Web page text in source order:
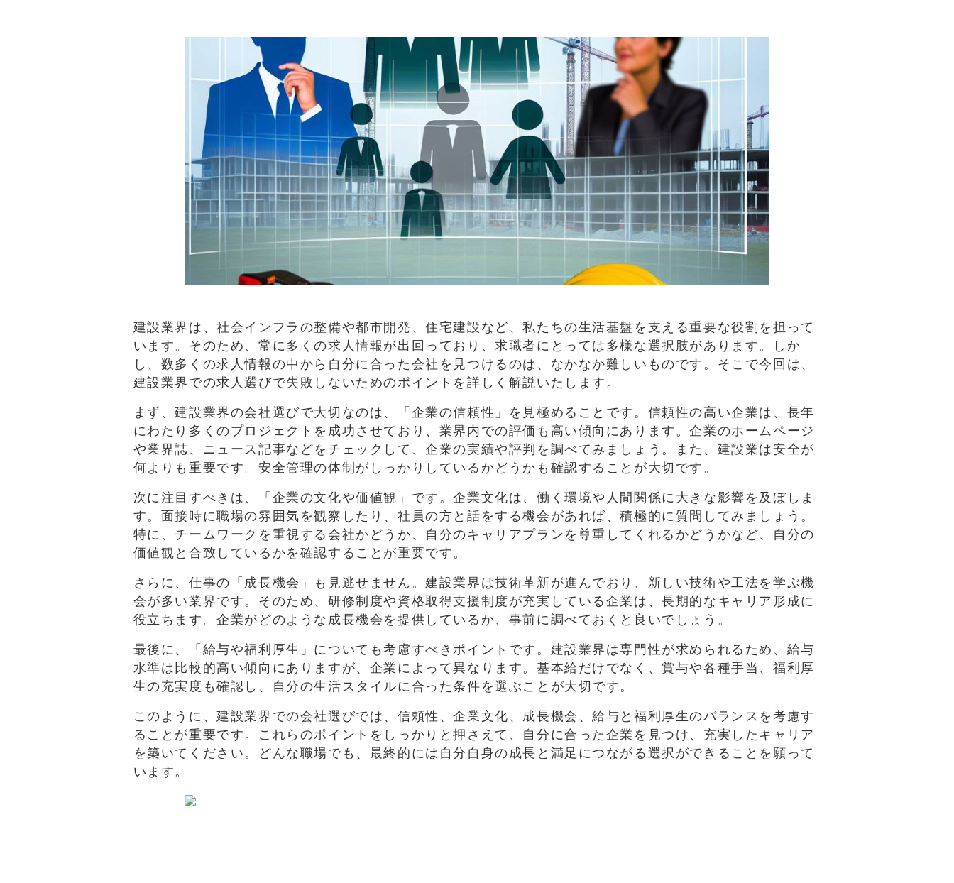
建設業界は、社会インフラの整備や都市開発、住宅建設など、私たちの生活基盤を支える重要な役割を担って
います。そのため、常に多くの求人情報が出回っており、求職者にとっては多様な選択肢があります。しか
し、数多くの求人情報の中から自分に合った会社を見つけるのは、なかなか難しいものです。そこで今回は、
建設業界での求人選びで失敗しないためのポイントを詳しく解説いたします。
まず、建設業界の会社選びで大切なのは、「企業の信頼性」を見極めることです。信頼性の高い企業は、長年
にわたり多くのプロジェクトを成功させており、業界内での評価も高い傾向にあります。企業のホームページ
や業界誌、ニュース記事などをチェックして、企業の実績や評判を調べてみましょう。また、建設業は安全が
何よりも重要です。安全管理の体制がしっかりしているかどうかも確認することが大切です。
次に注目すべきは、「企業の文化や価値観」です。企業文化は、働く環境や人間関係に大きな影響を及ぼしま
す。面接時に職場の雰囲気を観察したり、社員の方と話をする機会があれば、積極的に質問してみましょう。
特に、チームワークを重視する会社かどうか、自分のキャリアプランを尊重してくれるかどうかなど、自分の
価値観と合致しているかを確認することが重要です。
さらに、仕事の「成長機会」も見逃せません。建設業界は技術革新が進んでおり、新しい技術や工法を学ぶ機
会が多い業界です。そのため、研修制度や資格取得支援制度が充実している企業は、長期的なキャリア形成に
役立ちます。企業がどのような成長機会を提供しているか、事前に調べておくと良いでしょう。
最後に、「給与や福利厚生」についても考慮すべきポイントです。建設業界は専門性が求められるため、給与
水準は比較的高い傾向にありますが、企業によって異なります。基本給だけでなく、賞与や各種手当、福利厚
生の充実度も確認し、自分の生活スタイルに合った条件を選ぶことが大切です。
このように、建設業界での会社選びでは、信頼性、企業文化、成長機会、給与と福利厚生のバランスを考慮す
ることが重要です。これらのポイントをしっかりと押さえて、自分に合った企業を見つけ、充実したキャリア
を築いてください。どんな職場でも、最終的には自分自身の成長と満足につながる選択ができることを願って
います。